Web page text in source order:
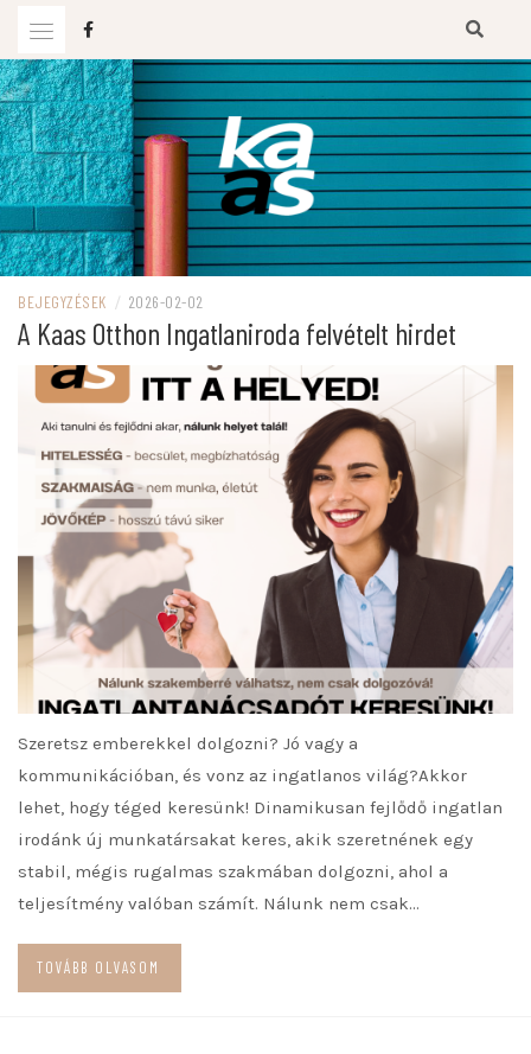
tartalomhoz
KAAS BLOG
BEJEGYZÉSEK / 2026-02-02
A Kaas Otthon Ingatlaniroda felvételt hirdet
Szeretsz emberekkel dolgozni? Jó vagy a
kommunikációban, és vonz az ingatlanos világ?Akkor
lehet, hogy téged keresünk! Dinamikusan fejlődő ingatlan
irodánk új munkatársakat keres, akik szeretnének egy
stabil, mégis rugalmas szakmában dolgozni, ahol a
teljesítmény valóban számít. Nálunk nem csak…
TOVÁBB OLVASOM